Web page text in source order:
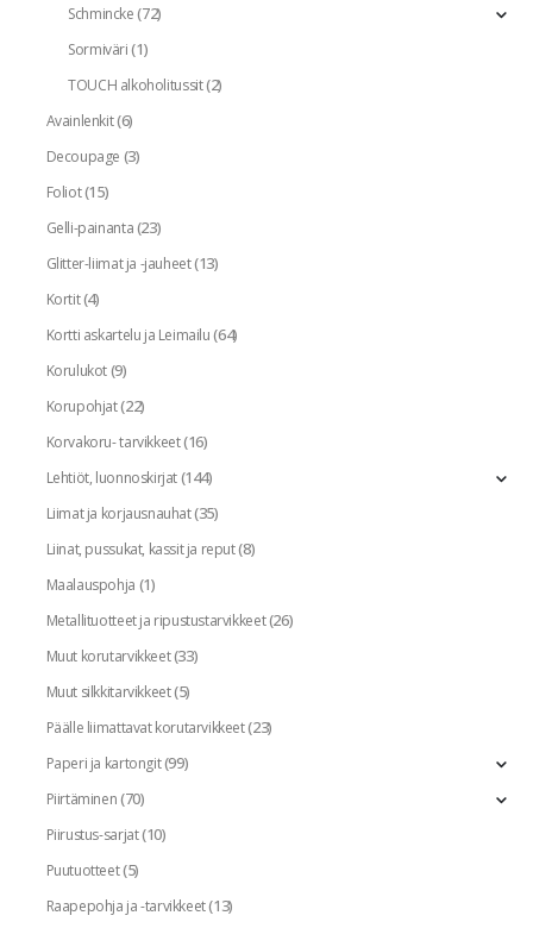
Schmincke(72)
Sormiväri(1)
TOUCH alkoholitussit(2)
Avainlenkit(6)
Decoupage (3)
Foliot(15)
Gelli-painanta(23)
Glitter-liimat ja -jauheet(13)
Kortit(4)
Kortti askartelu ja Leimailu(64)
Korulukot(9)
Korupohjat(22)
Korvakoru- tarvikkeet(16)
Lehtiöt, luonnoskirjat(144)
Liimat ja korjausnauhat(35)
Liinat, pussukat, kassit ja reput(8)
Maalauspohja (1)
Metallituotteet ja ripustustarvikkeet(26)
Muut korutarvikkeet(33)
Muut silkkitarvikkeet(5)
Päälle liimattavat korutarvikkeet(23)
Paperi ja kartongit(99)
Piirtäminen(70)
Piirustus-sarjat(10)
Puutuotteet(5)
Raapepohja ja -tarvikkeet(13)